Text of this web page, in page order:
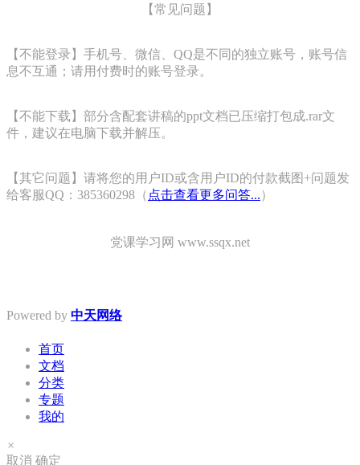
【常见问题】
【不能登录】手机号、微信、QQ是不同的独立账号，账号信
息不互通；请用付费时的账号登录。
【不能下载】部分含配套讲稿的ppt文档已压缩打包成.rar文
件，建议在电脑下载并解压。
【其它问题】请将您的用户ID或含用户ID的付款截图+问题发
给客服QQ：385360298（ 点击查看更多问答...）
党课学习网 www.ssqx.net
Powered by 中天网络
首页
文档
分类
专题
我的
×
取消 确定